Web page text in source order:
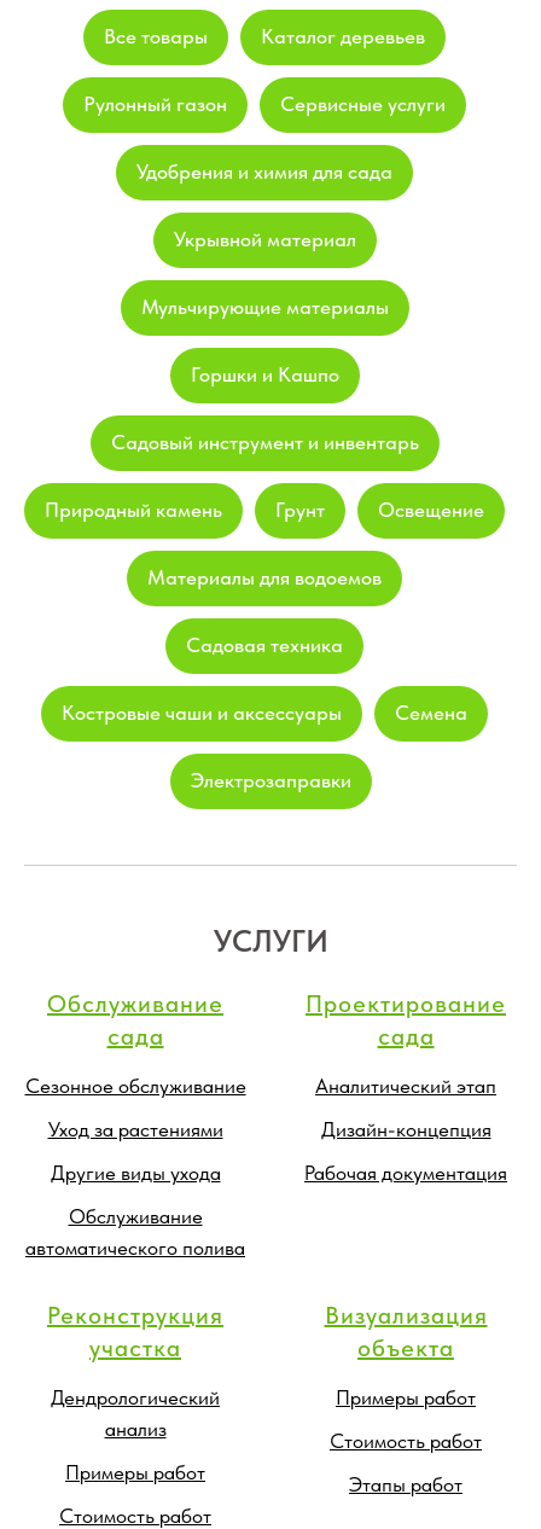
Все товары Каталог деревьев
Рулонный газон Сервисные услуги
Удобрения и химия для сада
Укрывной материал
Мульчирующие материалы
Горшки и Кашпо
Садовый инструмент и инвентарь
Природный камень Грунт Освещение
Материалы для водоемов
Садовая техника
Костровые чаши и аксессуары Семена
Электрозаправки
УСЛУГИ
Обслуживание
сада
Сезонное обслуживание
Уход за растениями
Другие виды ухода
Обслуживание
автоматического полива
Проектирование
сада
Аналитический этап
Дизайн-концепция
Рабочая документация
Реконструкция
участка
Дендрологический
анализ
Примеры работ
Стоимость работ
Визуализация
объекта
Примеры работ
Стоимость работ
Этапы работ